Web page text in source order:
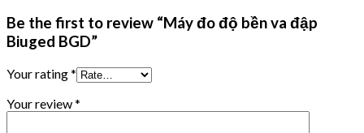
Be the first to review “Máy đo độ bền va đập
Biuged BGD”
Your rating*
Your review*